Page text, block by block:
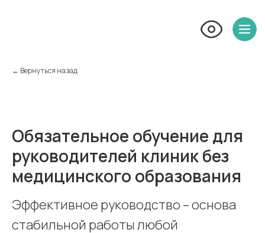
← Вернуться назад
Обязательное обучение для
руководителей клиник без
медицинского образования
Эффективное руководство – основа
стабильной работы любой